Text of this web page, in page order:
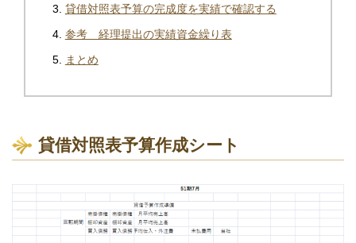
貸借対照表予算の完成度を実績で確認する
参考 経理提出の実績資金繰り表
まとめ
貸借対照表予算作成シート